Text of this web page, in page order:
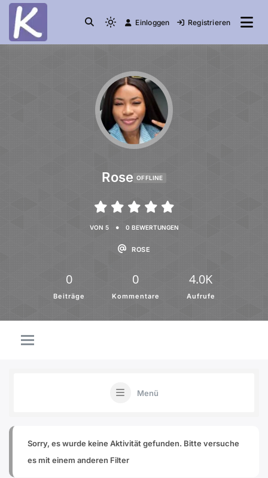
die Community Einloggen Registrieren
Rose OFFLINE
VON 5 • 0 BEWERTUNGEN
ROSE
0
Beiträge
0
Kommentare
4.0K
Aufrufe
Menü
Sorry, es wurde keine Aktivität gefunden. Bitte versuche
es mit einem anderen Filter